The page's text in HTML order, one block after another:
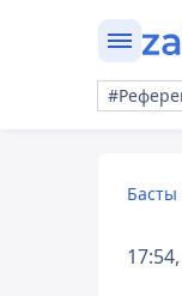
Басты